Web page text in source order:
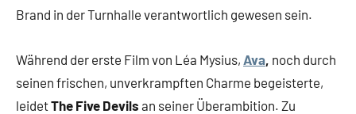
Brand in der Turnhalle verantwortlich gewesen sein.
Während der erste Film von Léa Mysius, Ava noch durch
seinen frischen, unverkrampften Charme begeisterte,
leidetThe Five Devils an seiner Überambition. Zu